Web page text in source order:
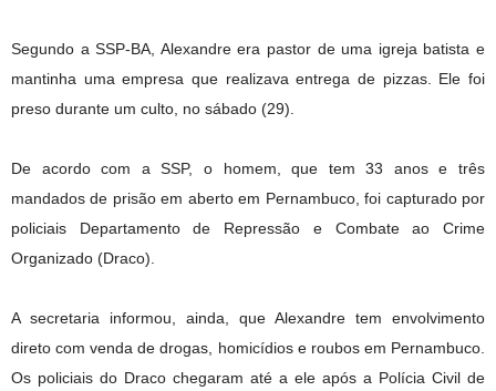
Segundo a SSP-BA, Alexandre era pastor de uma igreja batista e
mantinha uma empresa que realizava entrega de pizzas. Ele foi
preso durante um culto, no sábado (29).
De acordo com a SSP, o homem, que tem 33 anos e três
mandados de prisão em aberto em Pernambuco, foi capturado por
policiais Departamento de Repressão e Combate ao Crime
Organizado (Draco).
A secretaria informou, ainda, que Alexandre tem envolvimento
direto com venda de drogas, homicídios e roubos em Pernambuco.
Os policiais do Draco chegaram até a ele após a Polícia Civil de